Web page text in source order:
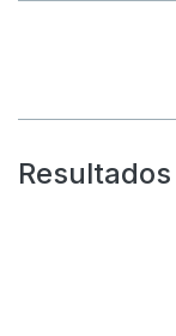
Resultados